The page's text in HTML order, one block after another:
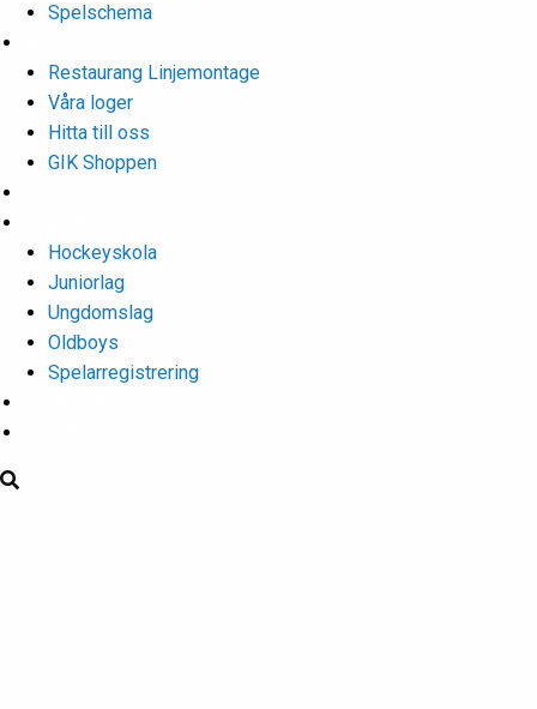
Spelschema
Restaurang Linjemontage
Våra loger
Hitta till oss
GIK Shoppen
Hockeyskola
Juniorlag
Ungdomslag
Oldboys
Spelarregistrering